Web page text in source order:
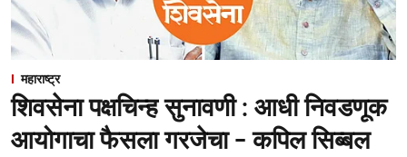
महाराष्ट्र
शिवसेना पक्षचिन्ह सुनावणी : आधी निवडणूक
आयोगाचा फैसला गरजेचा - कपिल सिब्बल